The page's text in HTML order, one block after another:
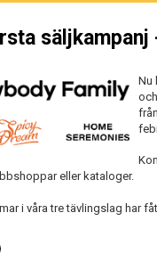
säljkampanj
Nu
eller kataloger.
i våra tre tävlingslag har